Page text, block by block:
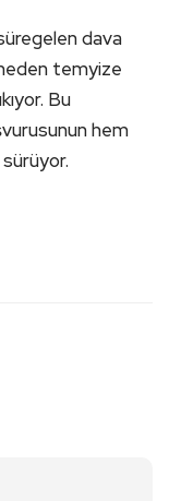
dava
temyize
Bu
hem